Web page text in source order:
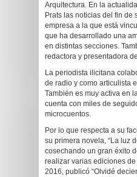
Arquitectura. En la
Prats las noticias del fin de
empresa a la que está
que ha desarrollado una
en distintas secciones.
redactora y presentadora
La periodista ilicitana
de radio y como articulista
También es muy activa en
cuenta con miles de
microcuentos.
Por lo que respecta a su
su primera novela, “La luz
cosechando un gran éxito
realizar varias ediciones
2016, publicó “Olvidé